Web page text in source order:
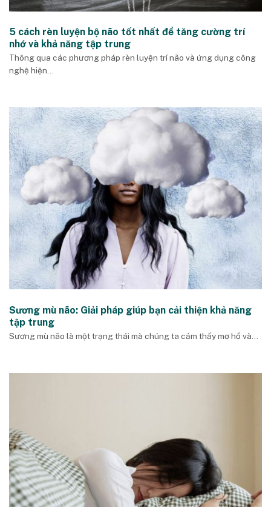
5 cách rèn luyện bộ não tốt nhất để tăng cường trí
nhớ và khả năng tập trung
Thông qua các phương pháp rèn luyện trí não và ứng dụng công
nghệ hiện...
Sương mù não: Giải pháp giúp bạn cải thiện khả năng
tập trung
Sương mù não là một trạng thái mà chúng ta cảm thấy mơ hồ và...